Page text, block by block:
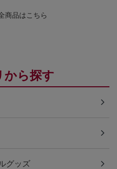
商品はこちら
から探す
グッズ